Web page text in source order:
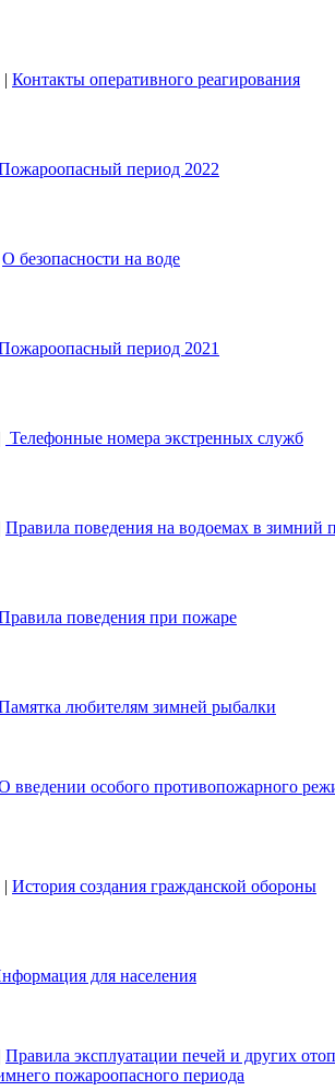
| Контакты оперативного реагирования
период 2022
О безопасности на воде
период 2021
Телефонные номера экстренных служб
Правила поведения на водоемах в зимний
поведения при пожаре
любителям зимней рыбалки
введении особого противопожарного
| История создания гражданской обороны
для населения
Правила эксплуатации печей и других
пожароопасного периода